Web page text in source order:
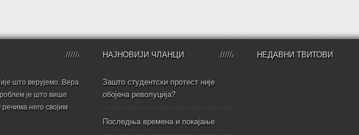
што верујемо. Вера
је што више
него својим
НАЈНОВИЈИ ЧЛАНЦИ
Зашто студентски протест није
обојена револуција?
Последња времена и покајање
НЕДАВНИ ТВИТОВИ